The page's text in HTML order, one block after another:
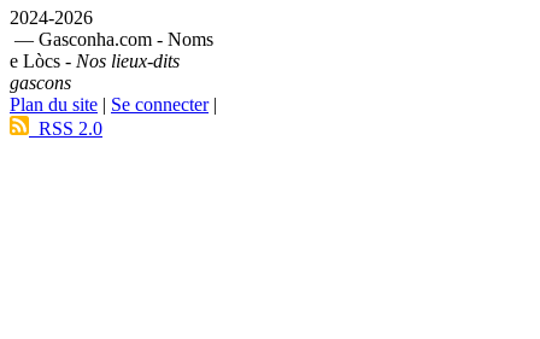
2024-2026
— Gasconha.com - Noms
e Lòcs - Nos lieux-dits
gascons
Plan du site | Se connecter|
RSS 2.0